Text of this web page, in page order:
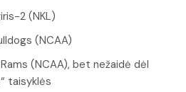
2 (NKL)
(NCAA)
(NCAA), bet nežaidė dėl
taisyklės